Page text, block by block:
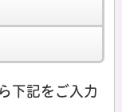
下記をご入力